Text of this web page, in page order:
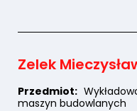
Zelek
Przedmiot:
maszyn budowlanych